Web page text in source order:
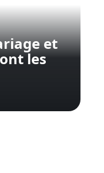
et
les